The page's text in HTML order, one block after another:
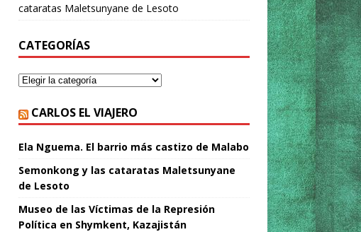
cataratas Maletsunyane de Lesoto
CATEGORÍAS
CARLOS EL VIAJERO
Ela Nguema. El barrio más castizo de Malabo
Semonkong y las cataratas Maletsunyane
de Lesoto
Museo de las Víctimas de la Represión
Política en Shymkent, Kazajistán